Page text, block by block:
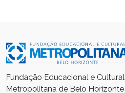
Fundação Educacional e Cultural
Metropolitana de Belo Horizonte